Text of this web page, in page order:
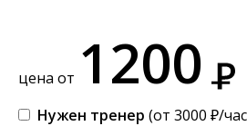
цена от 1200
Нужен тренер (от 3000 ₽/